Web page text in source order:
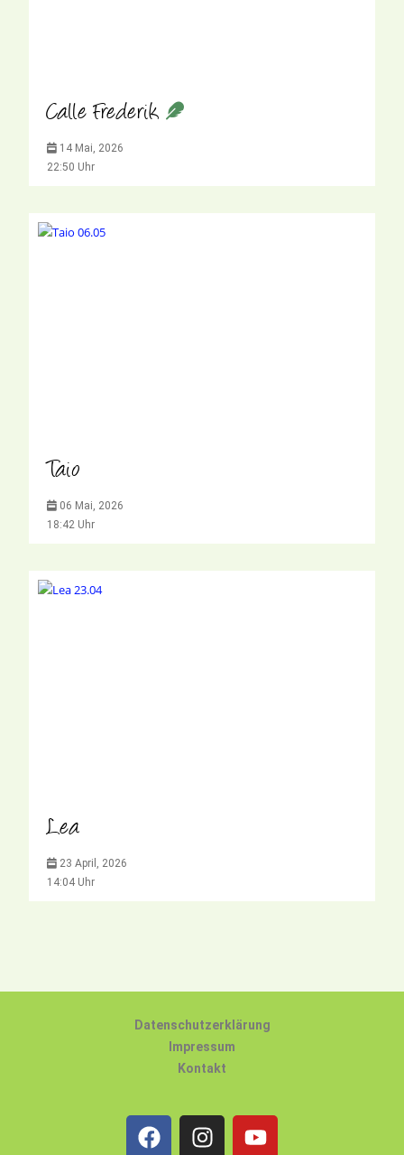
Calle Frederik
14 Mai, 2026
22:50 Uhr
Taio
06 Mai, 2026
18:42 Uhr
Lea
23 April, 2026
14:04 Uhr
Datenschutzerklärung
Impressum
Kontakt